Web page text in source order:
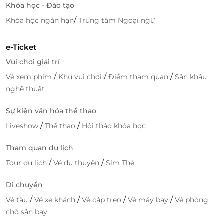
Khóa học - Đào tạo
Khóa học ngắn hạn/Trung tâm Ngoại ngữ
e-Ticket
Vui chơi giải trí
Vé xem phim / Khu vui chơi /Điểm tham quan /Sân khấu
nghệ thuật
Sự kiện văn hóa thể thao
Liveshow /Thể thao / Hội thảo khóa học
Tham quan du lịch
Tour du lịch /Vé du thuyền /Sim Thẻ
Di chuyển
Vé tàu /Vé xe khách /Vé cáp treo /Vé máy bay /Vé phòng
chờ sân bay